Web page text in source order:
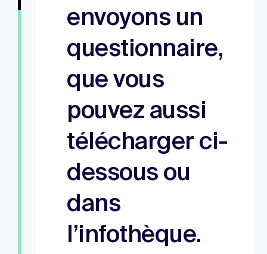
envoyons un
questionnaire,
que vous
pouvez aussi
télécharger ci-
dessous ou
dans
l’infothèque.